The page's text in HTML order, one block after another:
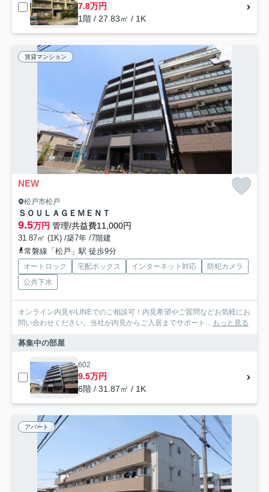
7.8万円
1階 / 27.83㎡ / 1K
賃貸マンション
NEW
松戸市松戸
ＳＯＵＬＡＧＥＭＥＮＴ
9.5万円 管理/共益費11,000円
31.87㎡ (1K) /築7年 /7階建
常磐線「松戸」駅 徒歩9分
オートロック 宅配ボックス インターネット対応
防犯カメラ
公共下水
オンライン内見やLINEでのご相談可！内見希望やご質問などお気軽にお
問い合わせください。当社が内見からご入居までサポート... もっと見る
募集中の部屋
602
9.5万円
6階 / 31.87㎡ / 1K
アパート